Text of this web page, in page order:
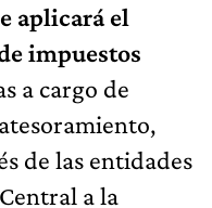
aplicará el
impuestos
a cargo de
de las entidades
a la